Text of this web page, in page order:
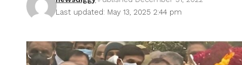
Last updated: May 13, 2025 2:44 pm